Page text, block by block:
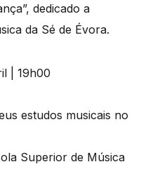
dedicado a
da Sé de Évora.
estudos musicais no
Superior de Música